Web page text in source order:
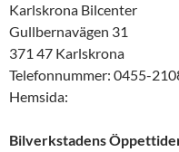
Karlskrona Bilcenter
Gullbernavägen 31
371 47 Karlskrona
Telefonnummer: 0455-
Hemsida:
Bilverkstadens